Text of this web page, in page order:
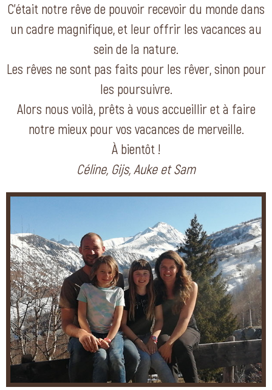
C’était notre rêve de pouvoir recevoir du monde dans
un cadre magnifique, et leur offrir les vacances au
sein de la nature.
Les rêves ne sont pas faits pour les rêver, sinon pour
les poursuivre.
Alors nous voilà, prêts à vous accueillir et à faire
notre mieux pour vos vacances de merveille.
À bientôt !
Céline, Gijs, Auke et Sam